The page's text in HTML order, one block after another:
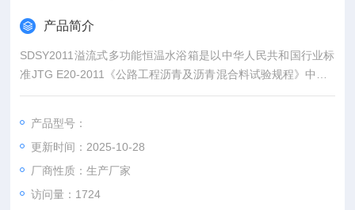
产品简介
SDSY2011溢流式多功能恒温水浴箱是以中华人民共和国行业标
准JTG E20-2011《公路工程沥青及沥青混合料试验规程》中的T
0705-2011《压实沥青混合料密度试验（表干法）》为主要依
《压实沥青混合料密度试验（水中重法）》和T 0707-2011《压
实沥青混合料密度试验（蜡封压实沥青混合料制冷型自动恒温溢
流水箱
产品型号：
更新时间：2025-10-28
厂商性质：生产厂家
访问量：1724